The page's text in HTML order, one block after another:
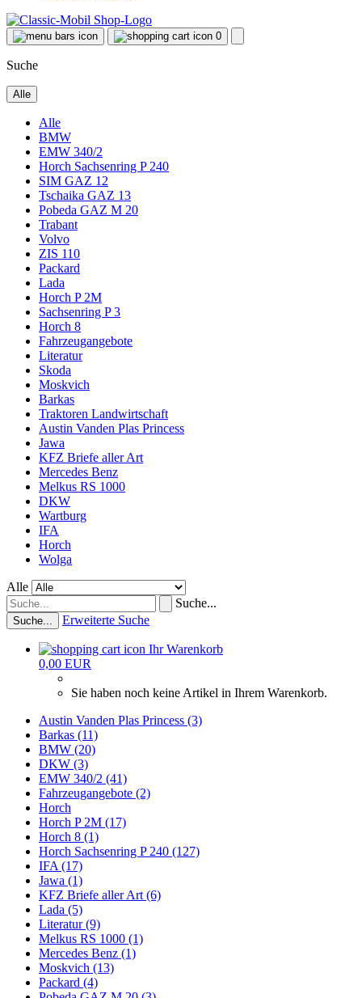
0
Suche
Alle
Alle
BMW
EMW 340/2
Horch Sachsenring P 240
SIM GAZ 12
Tschaika GAZ 13
Pobeda GAZ M 20
Trabant
Volvo
ZIS 110
Packard
Lada
Horch P 2M
Sachsenring P 3
Horch 8
Fahrzeugangebote
Literatur
Skoda
Moskvich
Barkas
Traktoren Landwirtschaft
Austin Vanden Plas Princess
Jawa
KFZ Briefe aller Art
Mercedes Benz
Melkus RS 1000
DKW
Wartburg
IFA
Horch
Wolga
Alle
Suche...
Suche... Erweiterte Suche
Ihr Warenkorb
0,00 EUR
Sie haben noch keine Artikel in Ihrem Warenkorb.
Austin Vanden Plas Princess (3)
Barkas (11)
BMW (20)
DKW (3)
EMW 340/2 (41)
Fahrzeugangebote (2)
Horch
Horch P 2M (17)
Horch 8 (1)
Horch Sachsenring P 240 (127)
IFA (17)
Jawa (1)
KFZ Briefe aller Art (6)
Lada (5)
Literatur (9)
Melkus RS 1000 (1)
Mercedes Benz (1)
Moskvich (13)
Packard (4)